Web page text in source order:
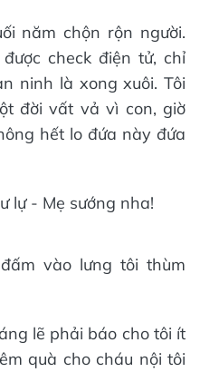
năm chộn rộn người.
check điện tử, chỉ
ninh là xong xuôi. Tôi
đời vất vả vì con, giờ
hết lo đứa này đứa
lự - Mẹ sướng nha!
vào lưng tôi thùm
lẽ phải báo cho tôi ít
quà cho cháu nội tôi